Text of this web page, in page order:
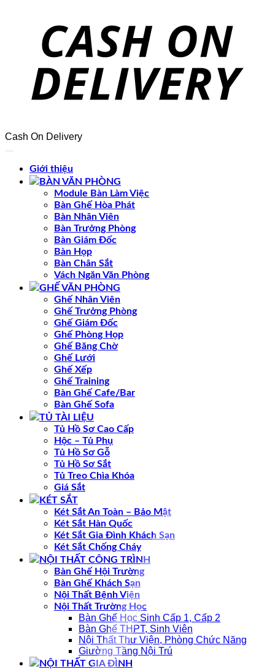
Cash On Delivery
Giới thiệu
BÀN VĂN PHÒNG
Module Bàn Làm Việc
Bàn Ghế Hòa Phát
Bàn Nhân Viên
Bàn Trưởng Phòng
Bàn Giám Đốc
Bàn Họp
Bàn Chân Sắt
Vách Ngăn Văn Phòng
GHẾ VĂN PHÒNG
Ghế Nhân Viên
Ghế Trưởng Phòng
Ghế Giám Đốc
Ghế Phòng Họp
Ghế Băng Chờ
Ghế Lưới
Ghế Xếp
Ghế Training
Bàn Ghế Cafe/Bar
Bàn Ghế Sofa
TỦ TÀI LIỆU
Tủ Hồ Sơ Cao Cấp
Hộc – Tủ Phụ
Tủ Hồ Sơ Gỗ
Tủ Hồ Sơ Sắt
Tủ Treo Chìa Khóa
Giá Sắt
KÉT SẮT
Két Sắt An Toàn – Bảo Mật
Két Sắt Hàn Quốc
Két Sắt Gia Đình Khách Sạn
Két Sắt Chống Cháy
NỘI THẤT CÔNG TRÌNH
Bàn Ghế Hội Trường
Bàn Ghế Khách Sạn
Nội Thất Bệnh Viện
Nội Thất Trường Học
Bàn Ghế Học Sinh Cấp 1, Cấp 2
Bàn Ghế THPT, Sinh Viên
Nội Thất Thư Viện, Phòng Chức Năng
Giường Tầng Nội Trú
NỘI THẤT GIA ĐÌNH